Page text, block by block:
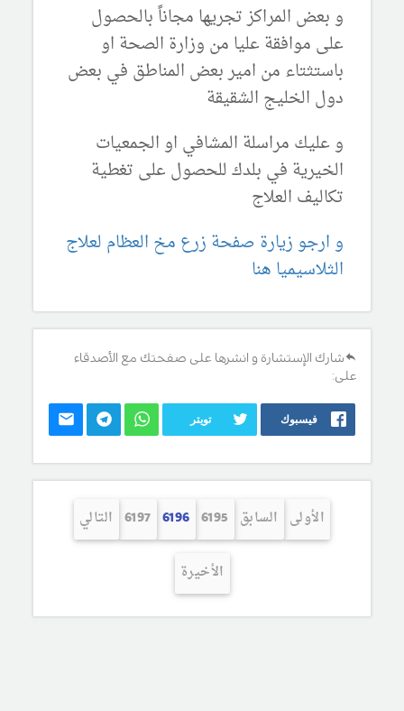
و بعض المراكز تجريها مجاناً بالحصول
على موافقة عليا من وزارة الصحة او
باستثتاء من امير بعض المناطق في بعض
دول الخليج الشقيقة
و عليك مراسلة المشافي او الجمعيات
الخيرية في بلدك للحصول على تغطية
تكاليف العلاج
و ارجو زيارة صفحة زرع مخ العظام لعلاج
الثلاسيميا هنا
شارك الإستشارة و انشرها على صفحتك مع الأصدقاء
على:
فيسبوك تويتر
الأولى السابق 6195
6196
6197 التالي
الأخيرة